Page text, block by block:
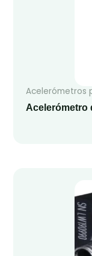
Acelerómetros
Acelerómetro